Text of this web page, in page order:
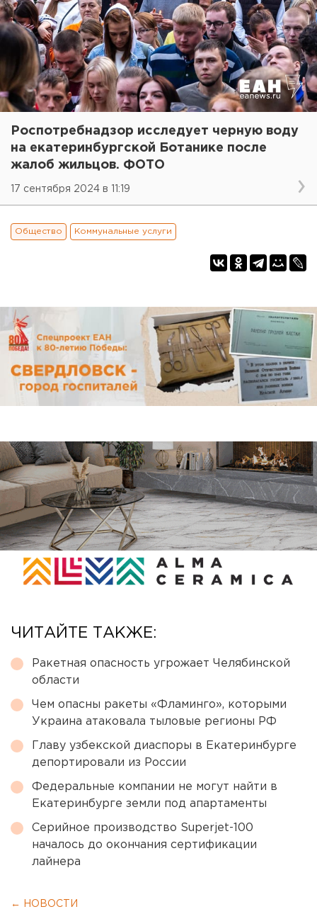
Роспотребнадзор исследует черную воду
на екатеринбургской Ботанике после
жалоб жильцов. ФОТО
17 сентября 2024 в 11:19
Общество Коммунальные услуги
ЧИТАЙТЕ ТАКЖЕ:
Ракетная опасность угрожает Челябинской
области
Чем опасны ракеты «Фламинго», которыми
Украина атаковала тыловые регионы РФ
Главу узбекской диаспоры в Екатеринбурге
депортировали из России
Федеральные компании не могут найти в
Екатеринбурге земли под апартаменты
Серийное производство Superjet-100
началось до окончания сертификации
лайнера
← НОВОСТИ